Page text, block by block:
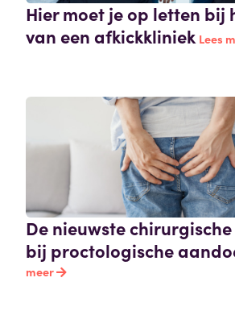
Hier moet je op letten bij
van een afkickkliniek Lees
De nieuwste
bij proctologische
meer